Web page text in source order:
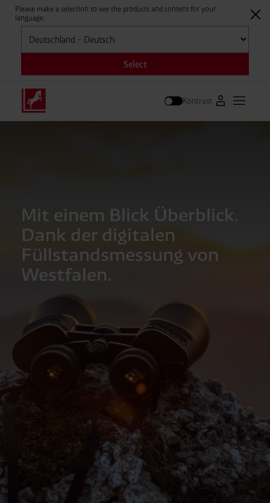
Please make a selection to see the products and content for your
language.
Auswählen
Select
Kontrast Zum
Mit einem Blick Überblick.
Dank der digitalen
Füllstandsmessung von
Westfalen.